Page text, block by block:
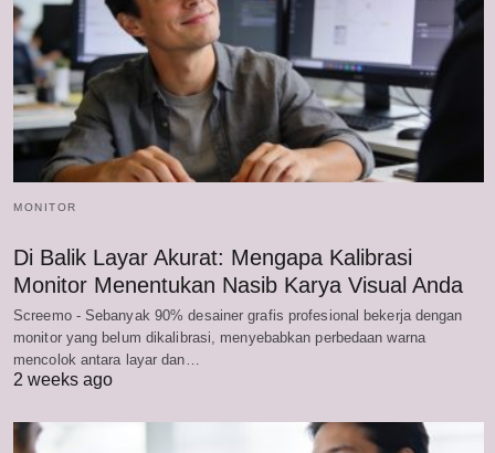
MONITOR
Di Balik Layar Akurat: Mengapa Kalibrasi
Monitor Menentukan Nasib Karya Visual Anda
Screemo - Sebanyak 90% desainer grafis profesional bekerja dengan
monitor yang belum dikalibrasi, menyebabkan perbedaan warna
mencolok antara layar dan…
2 weeks ago